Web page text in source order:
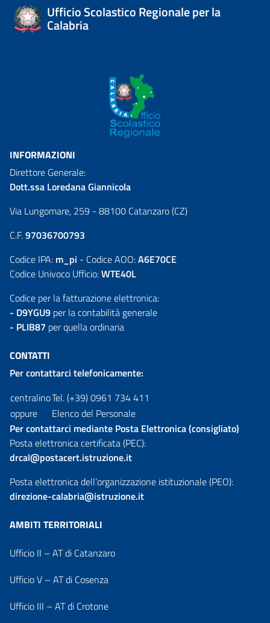
Ufficio Scolastico Regionale per la
Calabria
INFORMAZIONI
Direttore Generale:
Dott.ssa Loredana Giannicola
Via Lungomare, 259 - 88100 Catanzaro (CZ)
C.F.97036700793
Codice IPA: m_pi - Codice AOO:A6E70CE
Codice Univoco Ufficio:WTE40L
Codice per la fatturazione elettronica:
- D9YGU9 per la contabilità generale
- PLIB87 per quella ordinaria
CONTATTI
Per contattarci telefonicamente:
centralinoTel. (+39) 0961 734 411
oppure
Elenco del Personale
Per contattarci mediante Posta Elettronica (consigliato)
Posta elettronica certificata (PEC):
drcal@postacert.istruzione.it
Posta elettronica dell’organizzazione istituzionale (PEO):
direzione-calabria@istruzione.it
AMBITI TERRITORIALI
Ufficio II – AT di Catanzaro
Ufficio V – AT di Cosenza
Ufficio III – AT di Crotone